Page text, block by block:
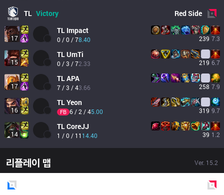
TL Victory RedSide
17
TL Impact
0 / 0 / 78.40 239 7.3
15
TLUmTi
0 / 3 / 72.33 219 6.7
17
TLAPA
7 / 3 / 43.66 258 7.9
16
TLYeon
FB 6 / 2 / 45.00 319 9.7
14
TLCoreJJ
1 / 0 / 11 14.40 39 1.2
리플레이 맵 Ver. 15.2